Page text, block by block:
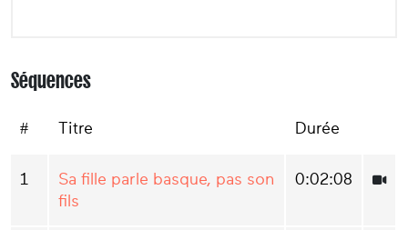
Séquences
# Titre Durée
1
Sa fille parle basque, pas son
fils
0:02:08